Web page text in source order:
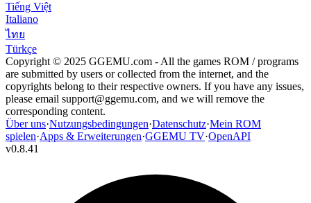
Tiếng Việt
Italiano
ไทย
Türkçe
Copyright © 2025 GGEMU.com - All the games ROM / programs
are submitted by users or collected from the internet, and the
copyrights belong to their respective owners. If you have any issues,
please email support@ggemu.com, and we will remove the
corresponding content.
Über uns·Nutzungsbedingungen·Datenschutz·Mein ROM
spielen·Apps & Erweiterungen·GGEMU TV·OpenAPI
v0.8.41